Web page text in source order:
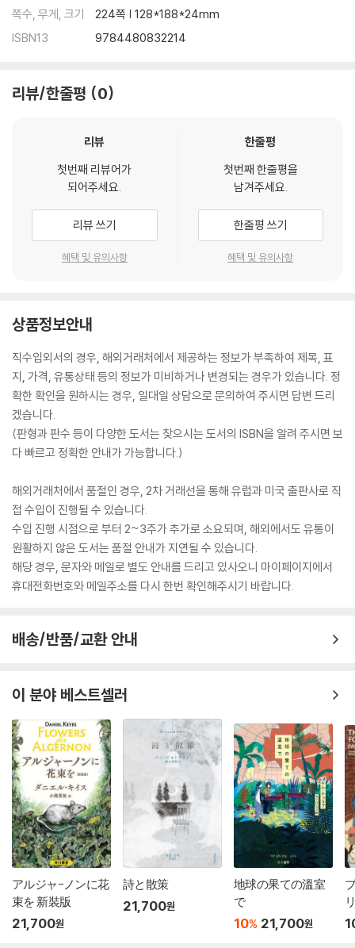
쪽수, 무게, 크기
224쪽 | 128*188*24mm
ISBN13
9784480832214
리뷰/한줄평 0
리뷰
첫번째 리뷰어가
되어주세요.
리뷰 쓰기
혜택 및 유의사항
한줄평
첫번째 한줄평을
남겨주세요.
한줄평 쓰기
혜택 및 유의사항
상품정보안내
직수입외서의 경우, 해외거래처에서 제공하는 정보가 부족하여 제목, 표
지, 가격, 유통상태 등의 정보가 미비하거나 변경되는 경우가 있습니다. 정
확한 확인을 원하시는 경우, 일대일 상담으로 문의하여 주시면 답변 드리
겠습니다.
(판형과 판수 등이 다양한 도서는 찾으시는 도서의 ISBN을 알려 주시면 보
다 빠르고 정확한 안내가 가능합니다.)
해외거래처에서 품절인 경우, 2차 거래선을 통해 유럽과 미국 출판사로 직
접 수입이 진행될 수 있습니다.
수입 진행 시점으로 부터 2~3주가 추가로 소요되며, 해외에서도 유통이
원활하지 않은 도서는 품절 안내가 지연될 수 있습니다.
해당 경우, 문자와 메일로 별도 안내를 드리고 있사오니 마이페이지에서
휴대전화번호와 메일주소를 다시 한번 확인해주시기 바랍니다.
배송/반품/교환 안내
이 분야 베스트셀러
アルジャ-ノンに花
束を 新裝版
21,700원
詩と散策
21,700원
地球の果ての溫室
で
10% 21,700원